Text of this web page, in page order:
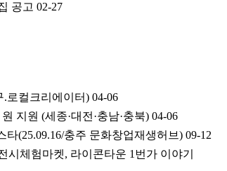
공고 02-27
.로컬크리에이터) 04-06
지원 (세종·대전·충남·충북) 04-06
(25.09.16/충주 문화창업재생허브) 09-12
체험마켓, 라이콘타운 1번가 이야기